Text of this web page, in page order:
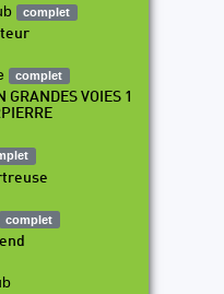
complet
complet
GRANDES VOIES 1
complet